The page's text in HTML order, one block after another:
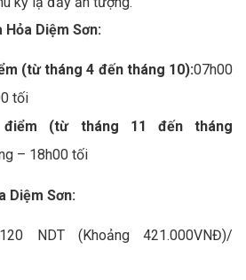
Diệm Sơn:
(từ tháng 4 đến tháng 10):07h00
tối
điểm (từ tháng 11 đến tháng
– 18h00 tối
Diệm Sơn:
120 NDT (Khoảng 421.000VNĐ)/